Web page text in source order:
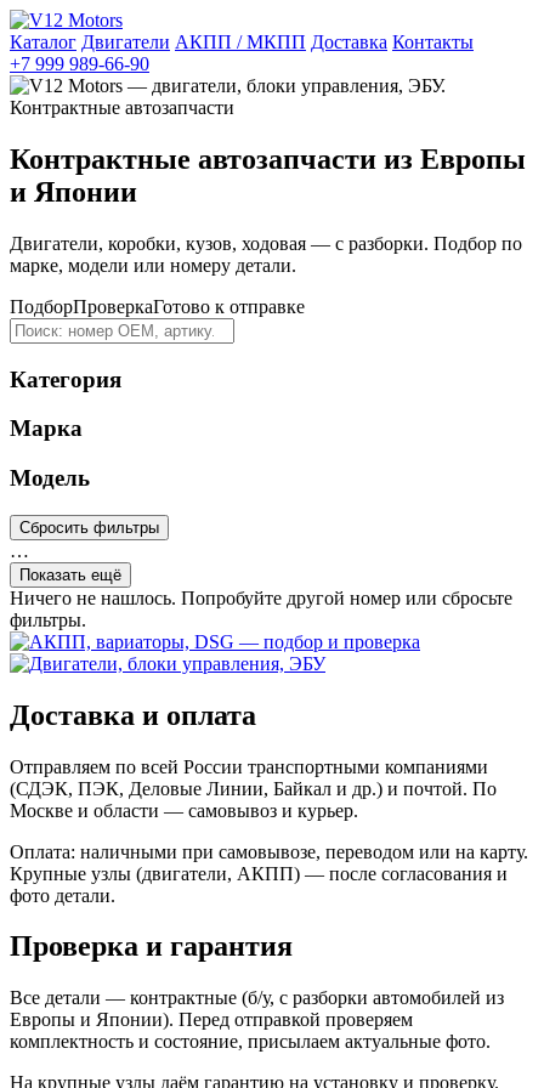
Каталог Двигатели АКПП / МКПП Доставка Контакты
+7 999 989-66-90
Контрактные автозапчасти из Европы
и Японии
Двигатели, коробки, кузов, ходовая — с разборки. Подбор по
марке, модели или номеру детали.
ПодборПроверкаГотово к отправке
Категория
Марка
Модель
Сбросить фильтры
…
Показать ещё
Ничего не нашлось. Попробуйте другой номер или сбросьте
фильтры.
Доставка и оплата
Отправляем по всей России транспортными компаниями
(СДЭК, ПЭК, Деловые Линии, Байкал и др.) и почтой. По
Москве и области — самовывоз и курьер.
Оплата: наличными при самовывозе, переводом или на карту.
Крупные узлы (двигатели, АКПП) — после согласования и
фото детали.
Проверка и гарантия
Все детали — контрактные (б/у, с разборки автомобилей из
Европы и Японии). Перед отправкой проверяем
комплектность и состояние, присылаем актуальные фото.
На крупные узлы даём гарантию на установку и проверку.